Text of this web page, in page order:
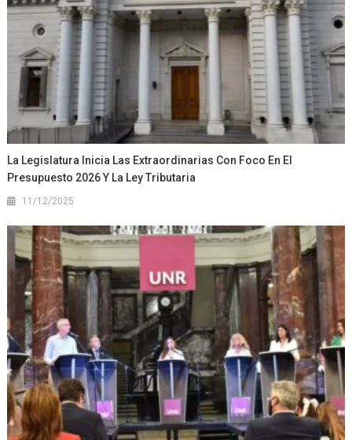
La Legislatura Inicia Las Extraordinarias Con Foco En El
Presupuesto 2026 Y La Ley Tributaria
11/12/2025